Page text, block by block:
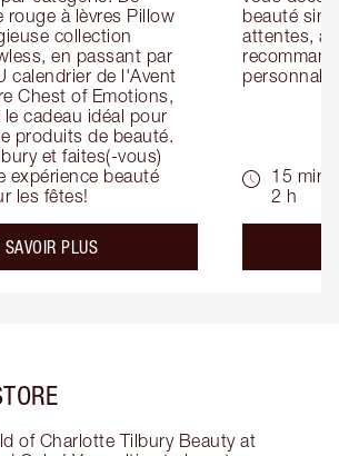
rouge à lèvres Pillow
collection
en passant par
calendrier de l'Avent
Chest of Emotions,
cadeau idéal pour
produits de beauté.
et faites(-vous)
expérience beauté
les fêtes!
SAVOIR PLUSabout the
beauté
attentes,
15 min -
2 h
of Charlotte Tilbury Beauty at